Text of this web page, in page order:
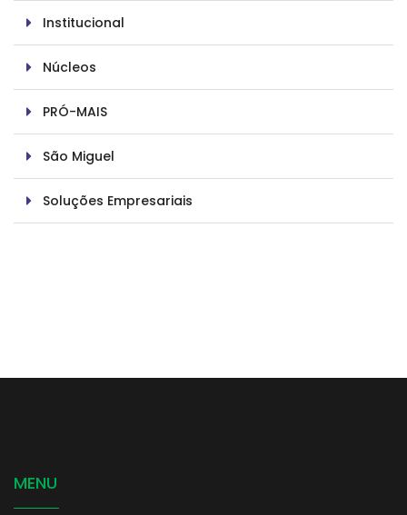
Institucional
Núcleos
PRÓ-MAIS
São Miguel
Soluções Empresariais
MENU